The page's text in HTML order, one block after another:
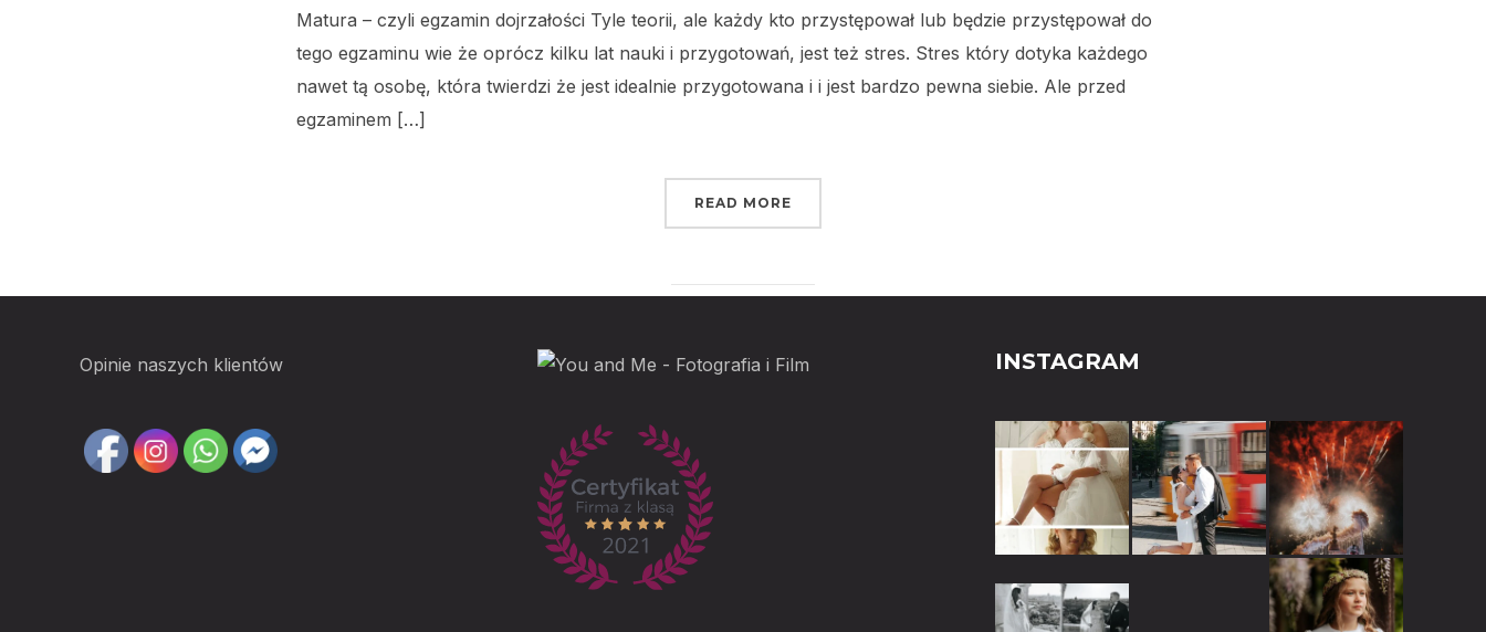
Matura – czyli egzamin dojrzałości Tyle teorii, ale każdy kto przystępował lub będzie przystępował do
tego egzaminu wie że oprócz kilku lat nauki i przygotowań, jest też stres. Stres który dotyka każdego
nawet tą osobę, która twierdzi że jest idealnie przygotowana i i jest bardzo pewna siebie. Ale przed
egzaminem […]
READ MORE
Opinie naszych klientów INSTAGRAM